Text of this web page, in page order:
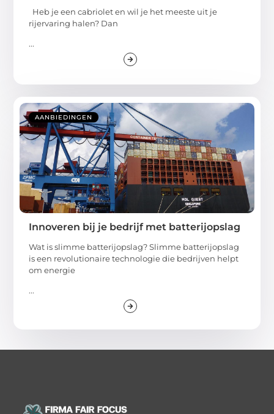
Heb je een cabriolet en wil je het meeste uit je
rijervaring halen? Dan
...
AANBIEDINGEN
Innoveren bij je bedrijf met batterijopslag
Wat is slimme batterijopslag? Slimme batterijopslag
is een revolutionaire technologie die bedrijven helpt
om energie
...